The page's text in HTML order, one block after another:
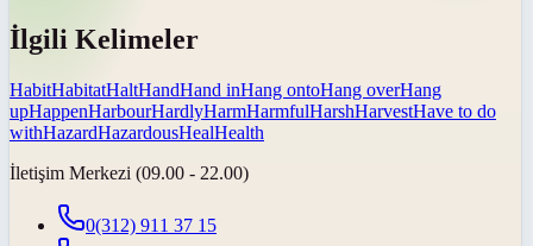
İlgili Kelimeler
HabitHabitatHaltHandHand inHang ontoHang overHang
upHappenHarbourHardlyHarmHarmfulHarshHarvestHave to do
withHazardHazardousHealHealth
İletişim Merkezi (09.00 - 22.00)
0(312) 911 37 15